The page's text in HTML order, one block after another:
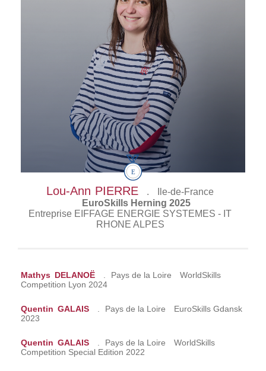
Lou-Ann PIERRE .
Ile-de-France
EuroSkills Herning 2025
Entreprise EIFFAGE ENERGIE SYSTEMES - IT
RHONE ALPES
Mathys DELANOË Pays de la Loire
WorldSkills
Competition Lyon 2024
Quentin GALAIS Pays de la Loire
EuroSkills Gdansk
2023
Quentin GALAIS Pays de la Loire
WorldSkills
Competition Special Edition 2022